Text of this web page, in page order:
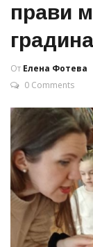
прави
От Елена Фотева
0 Comments